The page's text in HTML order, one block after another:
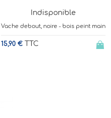
Indisponible
Vache debout, noire - bois peint main
15,90 € TTC